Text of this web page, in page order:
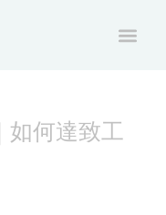
何達致工